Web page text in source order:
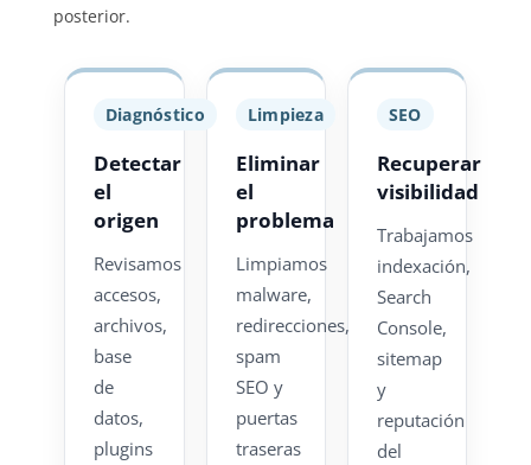
posterior.
Diagnóstico
Detectar
el
origen
Revisamos
accesos,
archivos,
base
de
datos,
plugins
Limpieza
Eliminar
el
problema
Limpiamos
malware,
redirecciones,
spam
SEO y
puertas
traseras
SEO
Recuperar
visibilidad
Trabajamos
indexación,
Search
Console,
sitemap
y
reputación
del